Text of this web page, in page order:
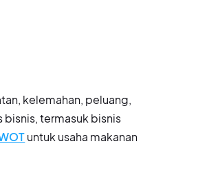
kelemahan, peluang,
bisnis, termasuk bisnis
untuk usaha makanan